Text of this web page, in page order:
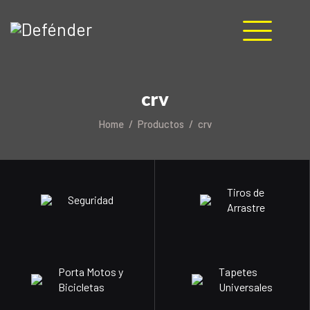
crv
Home Productos crv
Seguridad
Tiros de
Arrastre
Porta Motos y
Bicicletas
Tapetes
Universales
PRODUCTOS
RECURSOS
CONTACTO